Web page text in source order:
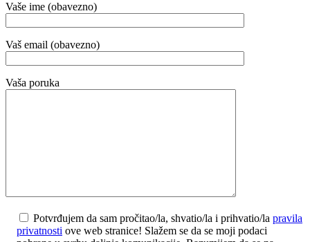
Vaše ime (obavezno)
Vaš email (obavezno)
Vaša poruka
Potvrđujem da sam pročitao/la, shvatio/la i prihvatio/la pravila
privatnosti ove web stranice! Slažem se da se moji podaci